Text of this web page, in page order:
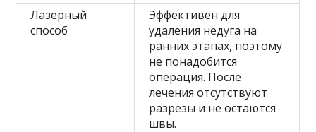
Лазерный
способ
Эффективен для
удаления недуга на
ранних этапах, поэтому
не понадобится
операция. После
лечения отсутствуют
разрезы и не остаются
швы.